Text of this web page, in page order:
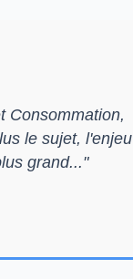
Consommation,
le sujet, l'enjeu
grand..."